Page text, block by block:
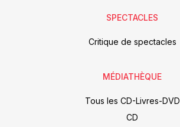
SPECTACLES
Critique de spectacles
MÉDIATHÈQUE
Tous les CD-Livres-DVD
CD